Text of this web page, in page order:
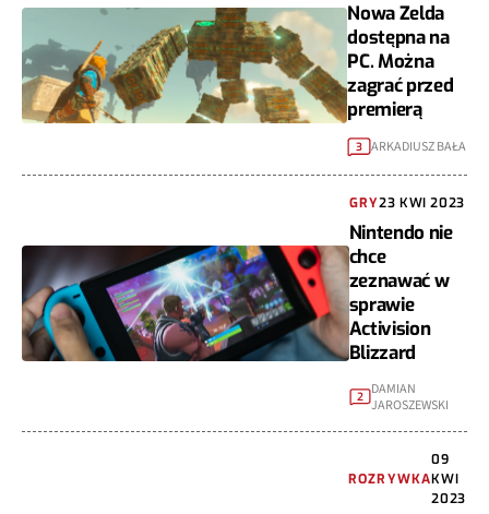
Nowa Zelda
dostępna na
PC. Można
zagrać przed
premierą
3 ARKADIUSZ BAŁA
GRY23 KWI 2023
Nintendo nie
chce
zeznawać w
sprawie
Activision
Blizzard
2 DAMIAN
JAROSZEWSKI
ROZRYWKA
09
KWI
2023